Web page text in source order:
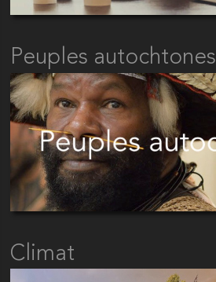
Peuples autochtones
Climat